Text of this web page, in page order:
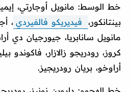
خط الوسط: مانويل أوجارتي،
بينتانكور،
فيديريكو فالفيردي ،
مانويل سانابريا، جيورجيان دي
كروز، رودريجو زالازار، فاكوندو
أراوخو، بريان رودريجيز.